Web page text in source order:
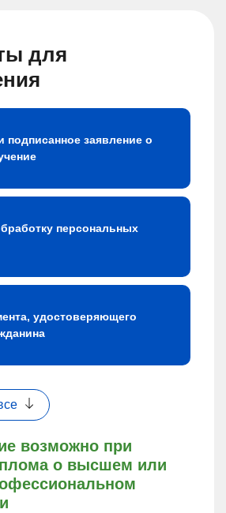
для
возможно при
о высшем или
подписанное заявление о
персональных
удостоверяющего